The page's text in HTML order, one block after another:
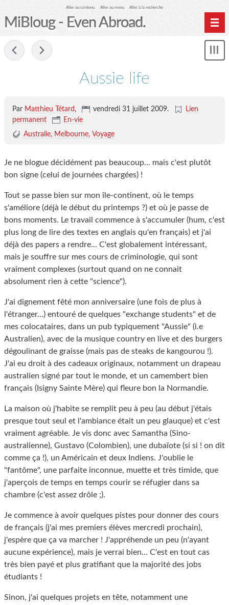
Aller au contenu Aller au menu Aller à la recherche
MiBloug - Even Abroad.
Aussie life
Par Matthieu Tétard , vendredi 31 juillet 2009.
Lien
permanent
En-vie
Australie
Melbourne Voyage
Je ne blogue décidément pas beaucoup... mais c'est plutôt
bon signe (celui de journées chargées) !
Tout se passe bien sur mon île-continent, où le temps
s'améliore (déjà le début du printemps ?) et où je passe de
bons moments. Le travail commence à s'accumuler (hum, c'est
plus long de lire des textes en anglais qu'en français) et j'ai
déjà des papers a rendre... C'est globalement intéressant,
mais je souffre sur mes cours de criminologie, qui sont
vraiment complexes (surtout quand on ne connait
absolument rien à cette "science").
J'ai dignement fêté mon anniversaire (une fois de plus à
l'étranger...) entouré de quelques "exchange students" et de
mes colocataires, dans un pub typiquement "Aussie" (i.e
Australien), avec de la musique country en live et des burgers
dégoulinant de graisse (mais pas de steaks de kangourou !).
J'ai eu droit à des cadeaux originaux, notamment un drapeau
australien signé par tout le monde, et un camembert bien
français (Isigny Sainte Mère) qui fleure bon la Normandie.
La maison où j'habite se remplit peu à peu (au début j'étais
presque tout seul et l'ambiance était un peu glauque) et c'est
vraiment agréable. Je vis donc avec Samantha (Sino-
australienne), Gustavo (Colombien), une dubaïote (si si ! on dit
comme ça !), un Américain et deux Indiens. J'oublie le
"fantôme", une parfaite inconnue, muette et très timide, que
j'aperçois de temps en temps courir se réfugier dans sa
chambre (c'est assez drôle ;).
Je commence à avoir quelques pistes pour donner des cours
de français (j'ai mes premiers élèves mercredi prochain),
j'espère que ça va marcher ! J'appréhende un peu (n'ayant
aucune expérience), mais je verrai bien... C'est en tout cas
très bien payé et plus gratifiant que la majorité des jobs
étudiants !
Sinon, j'ai quelques projets en tête, notamment une